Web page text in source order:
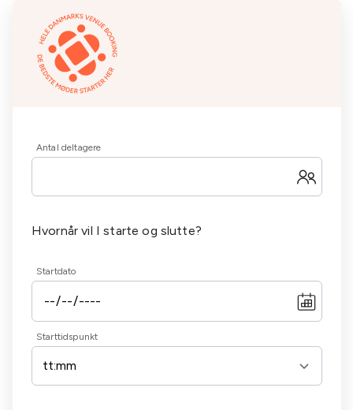
Antal deltagere
Hvornår vil I starte og slutte?
Startdato
Starttidspunkt